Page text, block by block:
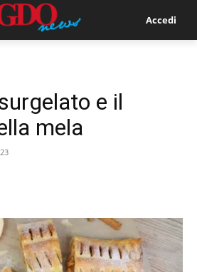
Accedi
e il
mela